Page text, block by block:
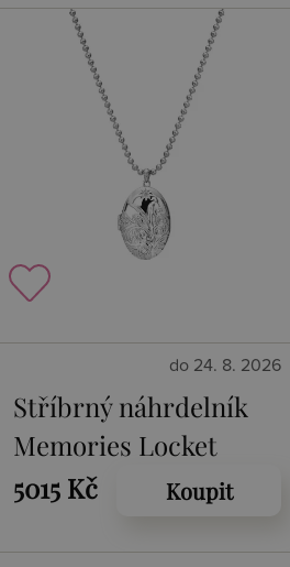
do 24. 8. 2026
Stříbrný náhrdelník
Memories Locket
DP773
5015 Kč Koupit